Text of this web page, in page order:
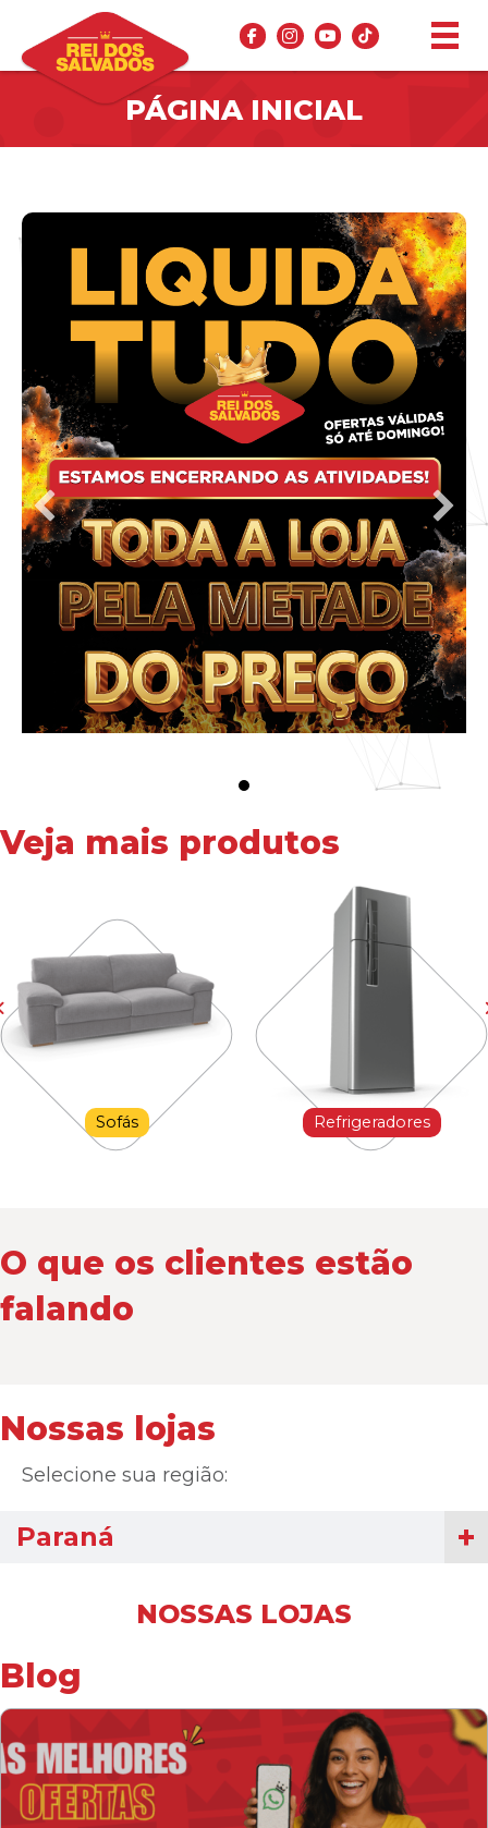
PÁGINA INICIAL
Veja mais produtos
Sofás Refrigeradores
O que os clientes estão
falando
Nossas lojas
Selecione sua região:
Paraná
NOSSAS LOJAS
Blog